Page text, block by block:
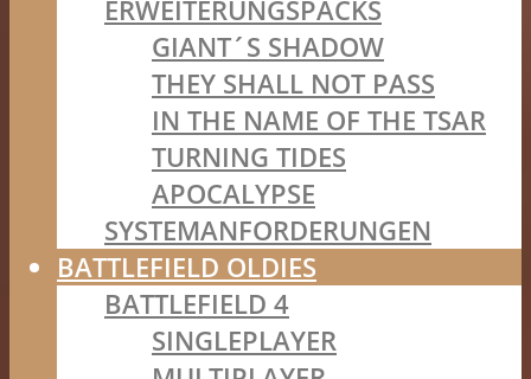
ERWEITERUNGSPACKS
GIANT´S SHADOW
THEY SHALL NOT PASS
IN THE NAME OF THE TSAR
TURNING TIDES
APOCALYPSE
SYSTEMANFORDERUNGEN
BATTLEFIELD OLDIES
BATTLEFIELD 4
SINGLEPLAYER